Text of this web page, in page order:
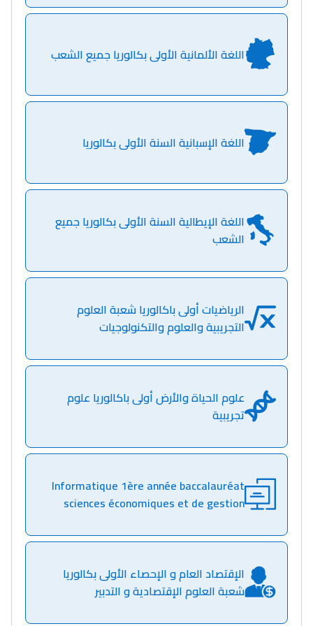
اللغة الألمانية الأولى بكالوريا جميع الشعب
اللغة الإسبانية السنة الأولى بكالوريا
اللغة الإيطالية السنة الأولى بكالوريا جميع
الشعب
الرياضيات أولى باكالوريا شعبة العلوم
التجريبية والعلوم والتكنولوجيات
علوم الحياة والأرض أولى باكالوريا علوم
تجريبية
Informatique 1ère année baccalauréat
sciences économiques et de gestion
الإقتصاد العام و الإحصاء الأولى بكالوريا
شعبة العلوم الإقتصادية و التدبير